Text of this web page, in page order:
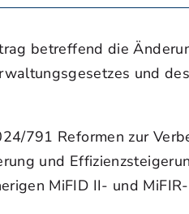
betreffend die
und
791 Reformen zur
und
MiFID II- und